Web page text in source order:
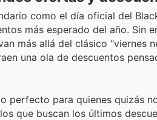
como el día oficial del
más esperado del año. Sin
más allá del clásico "viernes
una ola de descuentos
perfecto para quienes quizás
que buscan los últimos